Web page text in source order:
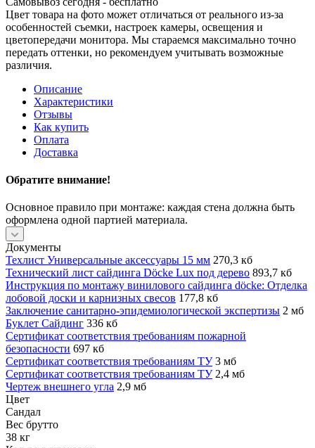
Цвет товара на фото может отличаться от реального из-за
особенностей съемки, настроек камеры, освещения и
цветопередачи монитора. Мы стараемся максимально точно
передать оттенки, но рекомендуем учитывать возможные
различия.
Описание
Характеристики
Отзывы
Как купить
Оплата
Доставка
Обратите внимание!
Основное правило при монтаже: каждая стена должна быть
оформлена одной партией материала.
Документы
Техлист Универсальные аксессуары 15 мм 270,3 кб
Технический лист сайдинга Döcke Lux под дерево 893,7 кб
Инструкция по монтажу винилового сайдинга döcke: Отделка
лобовой доски и карнизных свесов 177,8 кб
Заключение санитарно-эпидемиологической экспертизы 2 мб
Буклет Сайдинг 336 кб
Сертификат соответствия требованиям пожарной
безопасности 697 кб
Сертификат соответствия требованиям ТУ 3 мб
Сертификат соответствия требованиям ТУ 2,4 мб
Чертеж внешнего угла 2,9 мб
Цвет
Сандал
Вес брутто
38 кг